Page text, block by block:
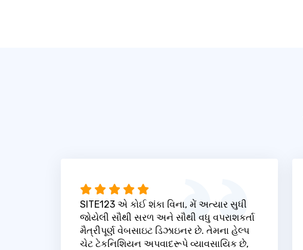
SITE123 એ કોઈ શંકા વિના, મેં અત્યાર સુધી
જોયેલી સૌથી સરળ અને સૌથી વધુ વપરાશકર્તા
મૈત્રીપૂર્ણ વેબસાઇટ ડિઝાઇનર છે. તેમના હેલ્પ
ચેટ ટેકનિશિયન અપવાદરૂપે વ્યાવસાયિક છે,